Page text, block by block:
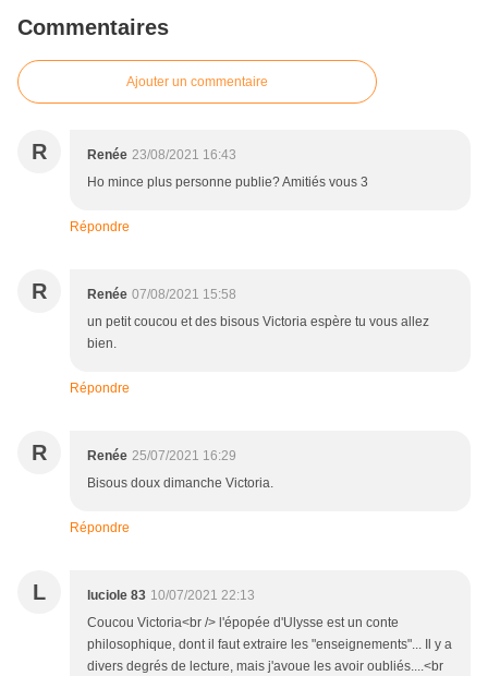
Commentaires
Ajouter un commentaire
R Renée 23/08/2021 16:43
Ho mince plus personne publie? Amitiés vous 3
Répondre
R Renée 07/08/2021 15:58
un petit coucou et des bisous Victoria espère tu vous allez
bien.
Répondre
R Renée 25/07/2021 16:29
Bisous doux dimanche Victoria.
Répondre
L luciole 83 10/07/2021 22:13
Coucou Victoria<br /> l'épopée d'Ulysse est un conte
philosophique, dont il faut extraire les "enseignements"... Il y a
divers degrés de lecture, mais j'avoue les avoir oubliés....<br